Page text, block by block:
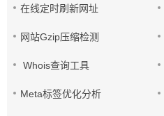
在线定时刷新网址
网站Gzip压缩检测
Whois查询工具
Meta标签优化分析